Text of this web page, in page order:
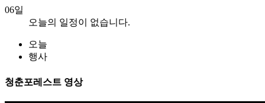
06일
오늘의 일정이 없습니다.
오늘
행사
청춘포레스트 영상